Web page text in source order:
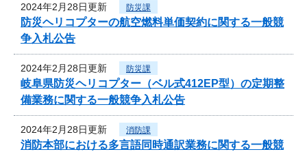
2024年2月28日更新 防災課
防災ヘリコプターの航空燃料単価契約に関する一般競
争入札公告
2024年2月28日更新 防災課
岐阜県防災ヘリコプター（ベル式412EP型）の定期整
備業務に関する一般競争入札公告
2024年2月28日更新 消防課
消防本部における多言語同時通訳業務に関する一般競